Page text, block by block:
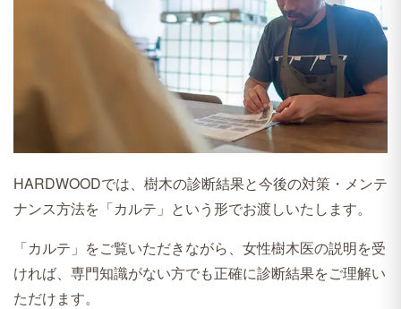
HARDWOODでは、樹木の診断結果と今後の対策・メンテ
ナンス方法を「カルテ」という形でお渡しいたします。
「カルテ」をご覧いただきながら、女性樹木医の説明を受
ければ、専門知識がない方でも正確に診断結果をご理解い
ただけます。